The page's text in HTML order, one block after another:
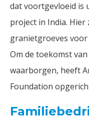
dat voortgevloeid is
project in India.
granietgroeves
Om de toekomst
waarborgen, heeft
Foundation